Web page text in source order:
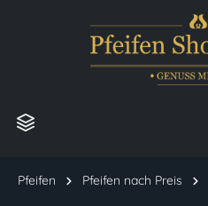
Pfeifen Pfeifen nach Preis